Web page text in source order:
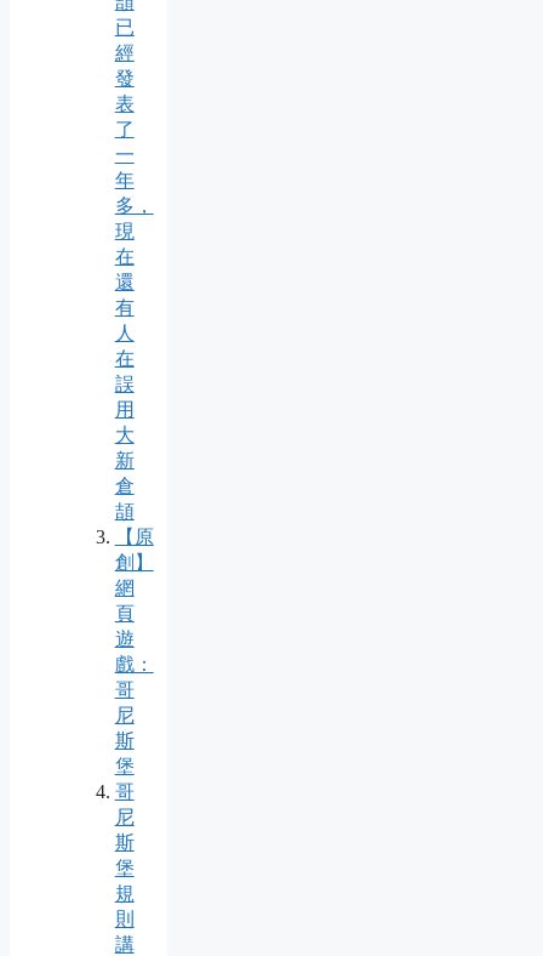
已
經
發
表
了
一
年
多，
現
在
還
有
人
在
誤
用
大
新
倉
頡
【原
創】
網
頁
遊
戲：
哥
尼
斯
堡
哥
尼
斯
堡
規
則
講